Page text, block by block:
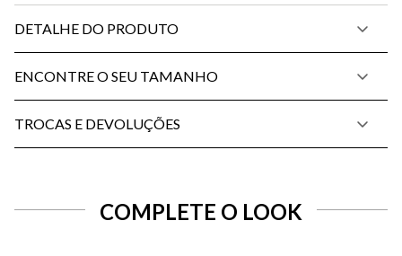
DETALHE DO PRODUTO
ENCONTRE O SEU TAMANHO
TROCAS E DEVOLUÇÕES
COMPLETE O LOOK